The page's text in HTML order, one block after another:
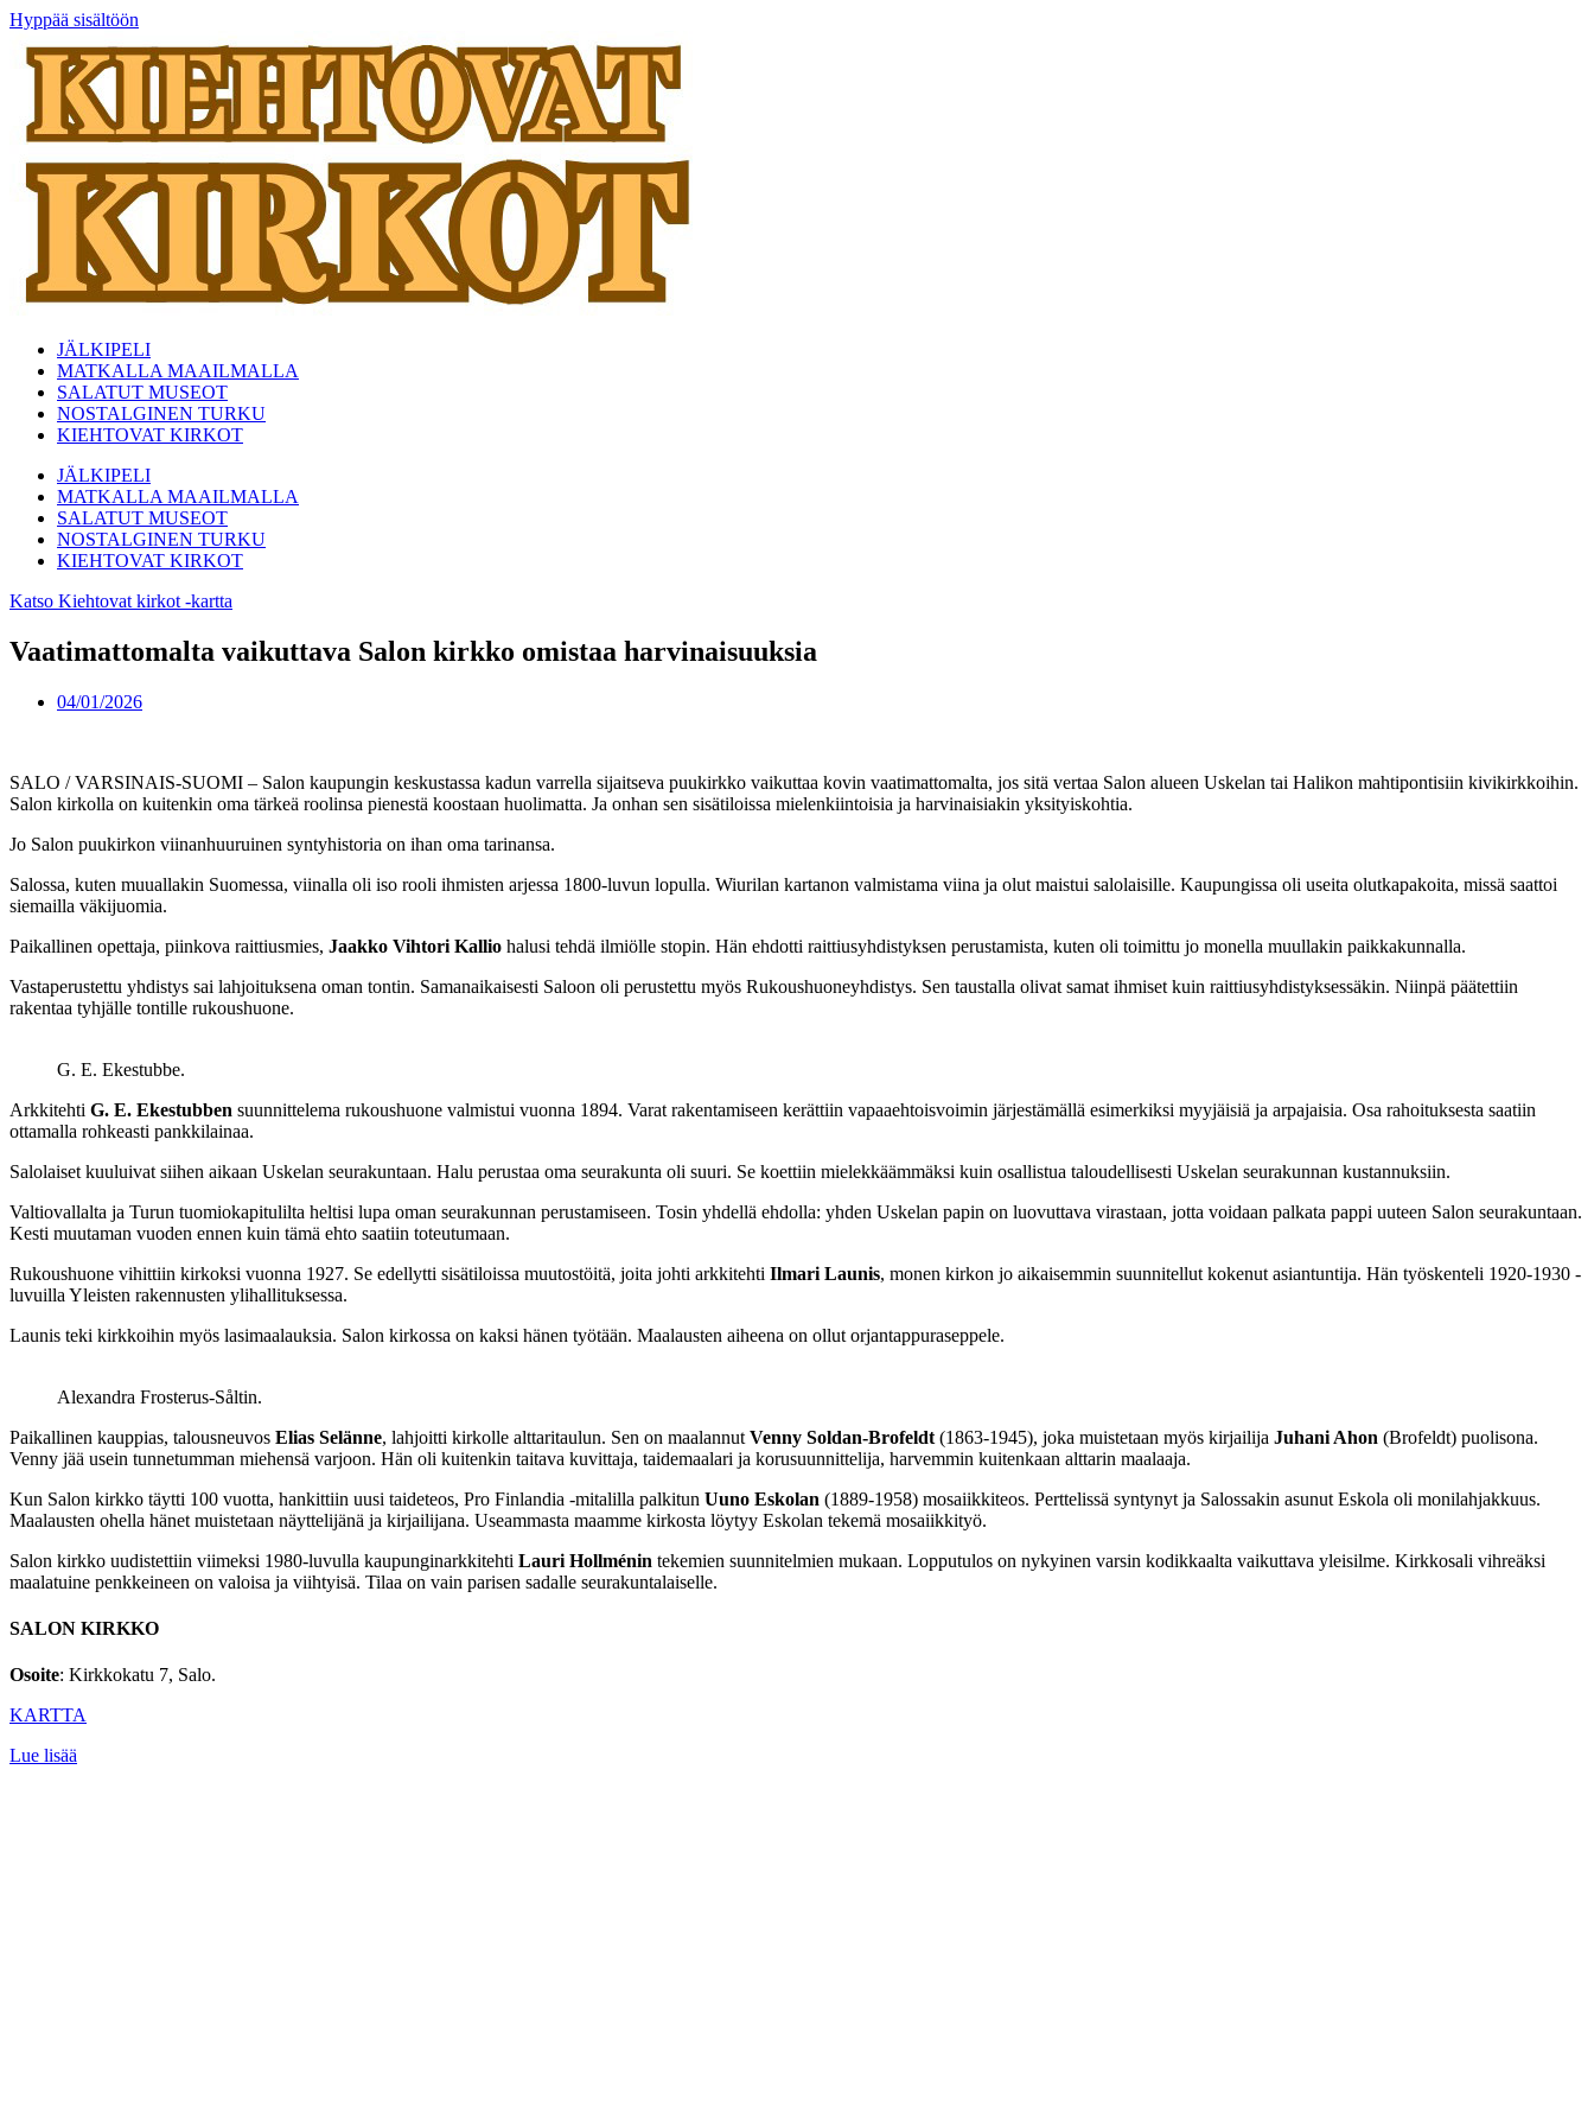
Hyppää sisältöön
JÄLKIPELI
MATKALLA MAAILMALLA
SALATUT MUSEOT
NOSTALGINEN TURKU
KIEHTOVAT KIRKOT
JÄLKIPELI
MATKALLA MAAILMALLA
SALATUT MUSEOT
NOSTALGINEN TURKU
KIEHTOVAT KIRKOT
Katso Kiehtovat kirkot -kartta
Vaatimattomalta vaikuttava Salon kirkko omistaa harvinaisuuksia
04/01/2026
SALO / VARSINAIS-SUOMI – Salon kaupungin keskustassa kadun varrella sijaitseva puukirkko vaikuttaa kovin vaatimattomalta, jos sitä vertaa Salon alueen Uskelan tai Halikon mahtipontisiin kivikirkkoihin.
Salon kirkolla on kuitenkin oma tärkeä roolinsa pienestä koostaan huolimatta. Ja onhan sen sisätiloissa mielenkiintoisia ja harvinaisiakin yksityiskohtia.
Jo Salon puukirkon viinanhuuruinen syntyhistoria on ihan oma tarinansa.
Salossa, kuten muuallakin Suomessa, viinalla oli iso rooli ihmisten arjessa 1800-luvun lopulla. Wiurilan kartanon valmistama viina ja olut maistui salolaisille. Kaupungissa oli useita olutkapakoita, missä saattoi
siemailla väkijuomia.
Paikallinen opettaja, piinkova raittiusmies, Jaakko Vihtori Kallio halusi tehdä ilmiölle stopin. Hän ehdotti raittiusyhdistyksen perustamista, kuten oli toimittu jo monella muullakin paikkakunnalla.
Vastaperustettu yhdistys sai lahjoituksena oman tontin. Samanaikaisesti Saloon oli perustettu myös Rukoushuoneyhdistys. Sen taustalla olivat samat ihmiset kuin raittiusyhdistyksessäkin. Niinpä päätettiin
rakentaa tyhjälle tontille rukoushuone.
G. E. Ekestubbe.
Arkkitehti G. E. Ekestubben suunnittelema rukoushuone valmistui vuonna 1894. Varat rakentamiseen kerättiin vapaaehtoisvoimin järjestämällä esimerkiksi myyjäisiä ja arpajaisia. Osa rahoituksesta saatiin
ottamalla rohkeasti pankkilainaa.
Salolaiset kuuluivat siihen aikaan Uskelan seurakuntaan. Halu perustaa oma seurakunta oli suuri. Se koettiin mielekkäämmäksi kuin osallistua taloudellisesti Uskelan seurakunnan kustannuksiin.
Valtiovallalta ja Turun tuomiokapitulilta heltisi lupa oman seurakunnan perustamiseen. Tosin yhdellä ehdolla: yhden Uskelan papin on luovuttava virastaan, jotta voidaan palkata pappi uuteen Salon seurakuntaan.
Kesti muutaman vuoden ennen kuin tämä ehto saatiin toteutumaan.
Rukoushuone vihittiin kirkoksi vuonna 1927. Se edellytti sisätiloissa muutostöitä, joita johti arkkitehti Ilmari Launis, monen kirkon jo aikaisemmin suunnitellut kokenut asiantuntija. Hän työskenteli 1920-1930 -
luvuilla Yleisten rakennusten ylihallituksessa.
Launis teki kirkkoihin myös lasimaalauksia. Salon kirkossa on kaksi hänen työtään. Maalausten aiheena on ollut orjantappuraseppele.
Alexandra Frosterus-Såltin.
Paikallinen kauppias, talousneuvos Elias Selänne, lahjoitti kirkolle alttaritaulun. Sen on maalannut Venny Soldan-Brofeldt (1863-1945), joka muistetaan myös kirjailija Juhani Ahon (Brofeldt) puolisona.
Venny jää usein tunnetumman miehensä varjoon. Hän oli kuitenkin taitava kuvittaja, taidemaalari ja korusuunnittelija, harvemmin kuitenkaan alttarin maalaaja.
Kun Salon kirkko täytti 100 vuotta, hankittiin uusi taideteos, Pro Finlandia -mitalilla palkitun Uuno Eskolan (1889-1958) mosaiikkiteos. Perttelissä syntynyt ja Salossakin asunut Eskola oli monilahjakkuus.
Maalausten ohella hänet muistetaan näyttelijänä ja kirjailijana. Useammasta maamme kirkosta löytyy Eskolan tekemä mosaiikkityö.
Salon kirkko uudistettiin viimeksi 1980-luvulla kaupunginarkkitehti Lauri Hollménin tekemien suunnitelmien mukaan. Lopputulos on nykyinen varsin kodikkaalta vaikuttava yleisilme. Kirkkosali vihreäksi
maalatuine penkkeineen on valoisa ja viihtyisä. Tilaa on vain parisen sadalle seurakuntalaiselle.
SALON KIRKKO
Osoite: Kirkkokatu 7, Salo.
KARTTA
Lue lisää